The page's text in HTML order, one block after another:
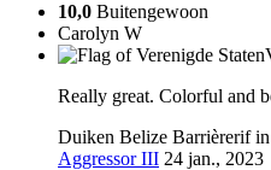
10,0 Buitengewoon
Carolyn W
Really great. Colorful and
Duiken Belize Barrièrerif
Aggressor III 24 jan., 2023